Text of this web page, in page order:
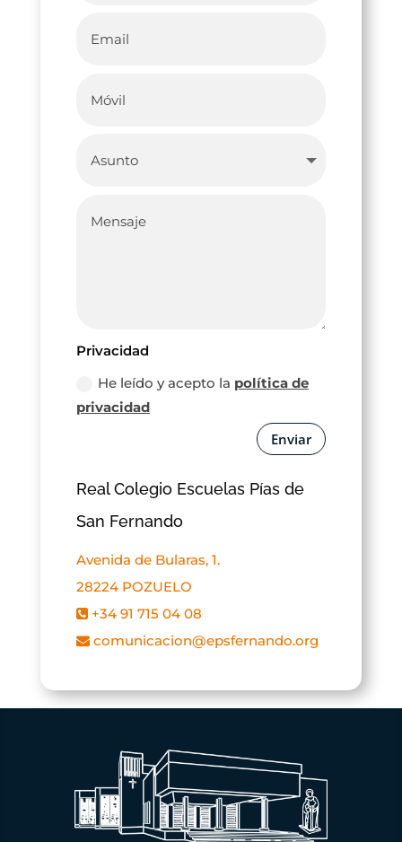
Privacidad
He leído y acepto la política de
privacidad
Enviar
Real Colegio Escuelas Pías de
San Fernando
Avenida de Bularas, 1.
28224 POZUELO
+34 91 715 04 08
comunicacion@epsfernando.org